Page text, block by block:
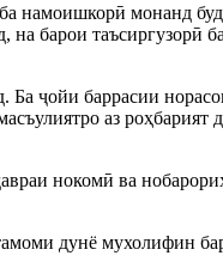
намоишкорӣ монанд
барои таъсиргузорӣ
ҷойи баррасии
аз
нокомӣ ва
дунё мухолифин